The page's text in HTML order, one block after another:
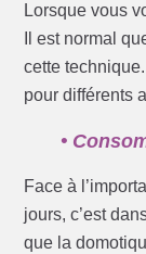
Lorsque vous
Il est normal
cette
pour différents
•
Face à
jours, c’est
que la